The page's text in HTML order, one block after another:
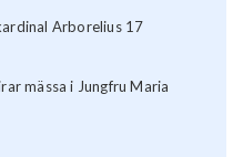
Arborelius 17
mässa i Jungfru Maria